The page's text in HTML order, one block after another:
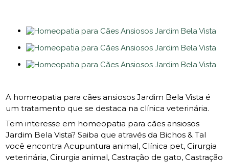
A homeopatia para cães ansiosos Jardim Bela Vista é
um tratamento que se destaca na clínica veterinária.
Tem interesse em homeopatia para cães ansiosos
Jardim Bela Vista? Saiba que através da Bichos & Tal
você encontra Acupuntura animal, Clínica pet, Cirurgia
veterinária, Cirurgia animal, Castração de gato, Castração